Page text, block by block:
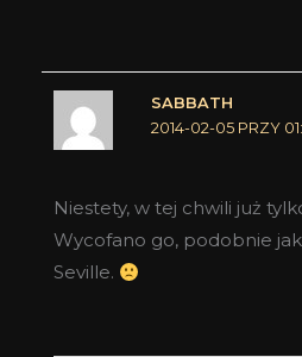
SABBATH
2014-02-05 PRZY
Niestety, w tej chwili już
Wycofano go, podobnie
Seville.